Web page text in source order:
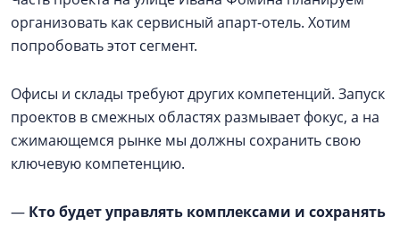
организовать как сервисный апарт-отель. Хотим
попробовать этот сегмент.
Офисы и склады требуют других компетенций. Запуск
проектов в смежных областях размывает фокус, а на
сжимающемся рынке мы должны сохранить свою
ключевую компетенцию.
— Кто будет управлять комплексами и сохранять